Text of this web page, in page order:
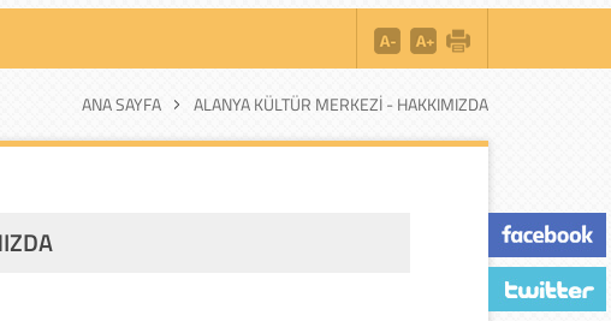
ANA SAYFA ALANYA KÜLTÜR MERKEZI - HAKKIMIZDA